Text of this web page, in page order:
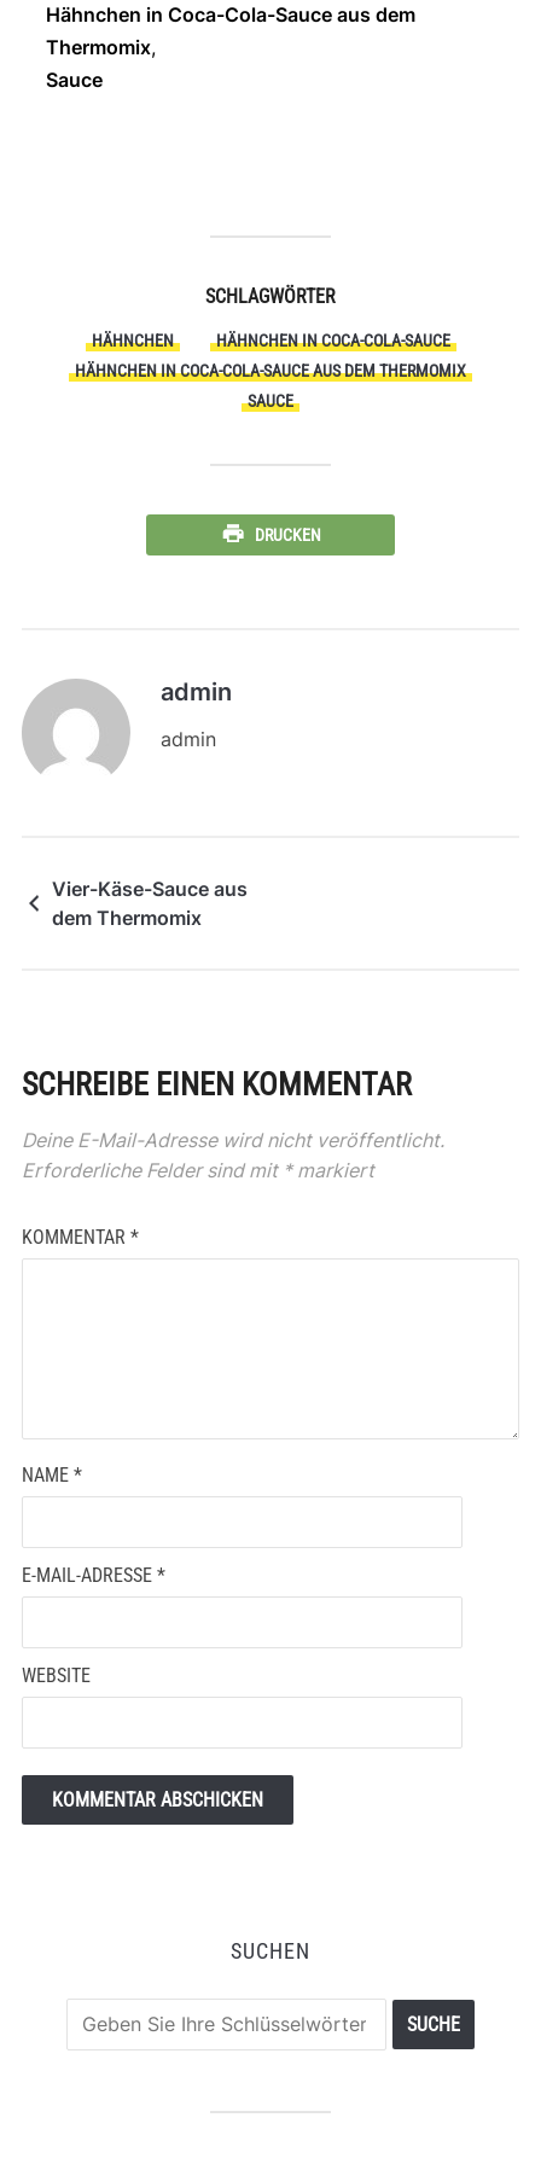
Hähnchen in Coca-Cola-Sauce aus dem
Thermomix,
Sauce
SCHLAGWÖRTER
HÄHNCHEN
HÄHNCHEN IN COCA-COLA-SAUCE
HÄHNCHEN IN COCA-COLA-SAUCE AUS DEM THERMOMIX
SAUCE
DRUCKEN
admin
admin
Vier-Käse-Sauce aus
dem Thermomix
SCHREIBE EINEN KOMMENTAR
Deine E-Mail-Adresse wird nicht veröffentlicht.
Erforderliche Felder sind mit *markiert
KOMMENTAR *
NAME *
E-MAIL-ADRESSE *
WEBSITE
SUCHEN